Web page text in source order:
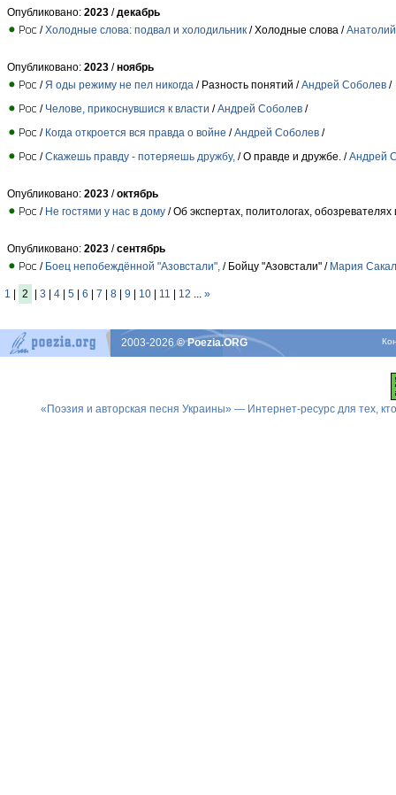
Опубликовано: 2023 /декабрь
/Холодные слова: подвал и холодильник / Холодные слова /
Опубликовано: 2023 /ноябрь
/ Я оды режиму не пел никогда / Разность понятий /Андрей Соболев /
/ Челове, прикоснувшися к власти /Андрей Соболев /
/ Когда откроется вся правда о войне /Андрей Соболев /
/Скажешь правду - потеряешь дружбу, / О правде и дружбе. /Андрей
Опубликовано: 2023 /октябрь
/ Не гостями у нас в дому / Об экспертах, политологах,
Опубликовано: 2023 /сентябрь
/ Боец непобеждённой "Азовстали", / Бойцу "Азовстали" / Мария
1 | 2 | 3 | 4 | 5 | 6 | 7 | 8 | 9 | 10 | 11 | 12 »
2003-2026© Poezia.ORG
«Поэзия и авторская песня Украины» — Интернет-ресурс для тех,